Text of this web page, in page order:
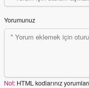
Yorumunuz
Not: HTML kodlarınız